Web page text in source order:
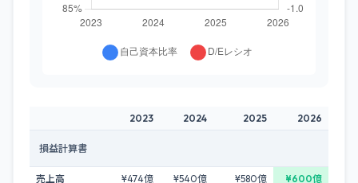
2023 2024 2025 2026
損益計算書
売上高 ¥474億 ¥540億 ¥580億
¥600億